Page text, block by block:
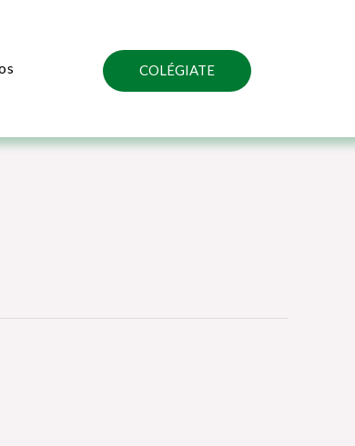
COLÉGIATE